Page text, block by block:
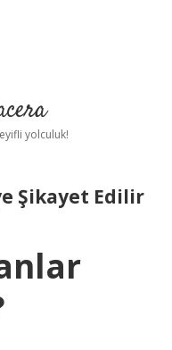
yolculuk!
Şikayet Edilir